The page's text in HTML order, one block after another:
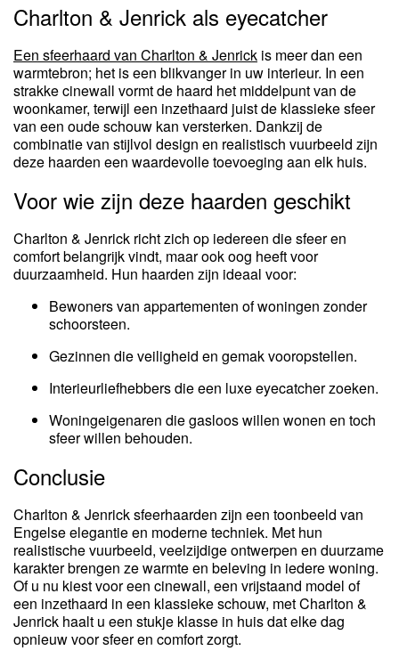
Charlton & Jenrick als eyecatcher
Een sfeerhaard van Charlton & Jenrick is meer dan een
warmtebron; het is een blikvanger in uw interieur. In een
strakke cinewall vormt de haard het middelpunt van de
woonkamer, terwijl een inzethaard juist de klassieke sfeer
van een oude schouw kan versterken. Dankzij de
combinatie van stijlvol design en realistisch vuurbeeld zijn
deze haarden een waardevolle toevoeging aan elk huis.
Voor wie zijn deze haarden geschikt
Charlton & Jenrick richt zich op iedereen die sfeer en
comfort belangrijk vindt, maar ook oog heeft voor
duurzaamheid. Hun haarden zijn ideaal voor:
Bewoners van appartementen of woningen zonder
schoorsteen.
Gezinnen die veiligheid en gemak vooropstellen.
Interieurliefhebbers die een luxe eyecatcher zoeken.
Woningeigenaren die gasloos willen wonen en toch
sfeer willen behouden.
Conclusie
Charlton & Jenrick sfeerhaarden zijn een toonbeeld van
Engelse elegantie en moderne techniek. Met hun
realistische vuurbeeld, veelzijdige ontwerpen en duurzame
karakter brengen ze warmte en beleving in iedere woning.
Of u nu kiest voor een cinewall, een vrijstaand model of
een inzethaard in een klassieke schouw, met Charlton &
Jenrick haalt u een stukje klasse in huis dat elke dag
opnieuw voor sfeer en comfort zorgt.